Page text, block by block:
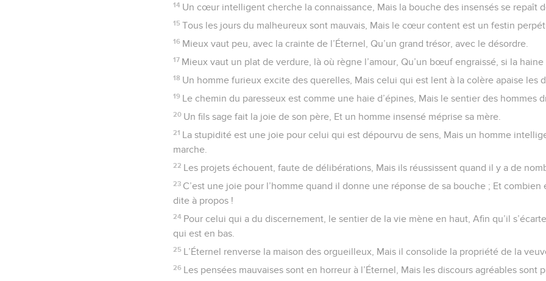
14 Un cœur intelligent cherche la connaissance, Mais la bouche des insensés se repaît
15 Tous les jours du malheureux sont mauvais, Mais le cœur content est un festin
16 Mieux vaut peu, avec la crainte de l’Éternel, Qu’un grand trésor, avec le désordre.
17 Mieux vaut un plat de verdure, là où règne l’amour, Qu’un bœuf engraissé, si la haine
18 Un homme furieux excite des querelles, Mais celui qui est lent à la colère apaise les
19 Le chemin du paresseux est comme une haie d’épines, Mais le sentier des hommes
20 Un fils sage fait la joie de son père, Et un homme insensé méprise sa mère.
21 La stupidité est une joie pour celui qui est dépourvu de sens, Mais un homme
marche.
22 Les projets échouent, faute de délibérations, Mais ils réussissent quand il y a de
23 C’est une joie pour l’homme quand il donne une réponse de sa bouche ; Et
dite à propos !
24 Pour celui qui a du discernement, le sentier de la vie mène en haut, Afin qu’il
qui est en bas.
25 L’Éternel renverse la maison des orgueilleux, Mais il consolide la propriété de la
26 Les pensées mauvaises sont en horreur à l’Éternel, Mais les discours agréables sont